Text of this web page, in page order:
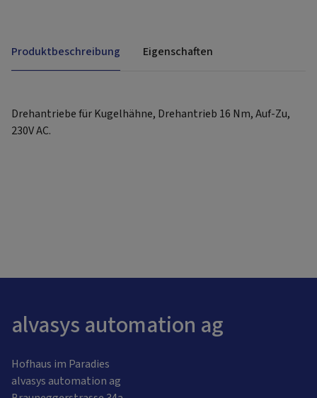
Produktbeschreibung Eigenschaften
Drehantriebe für Kugelhähne, Drehantrieb 16 Nm, Auf-Zu,
230V AC.
alvasys automation ag
Hofhaus im Paradies
alvasys automation ag